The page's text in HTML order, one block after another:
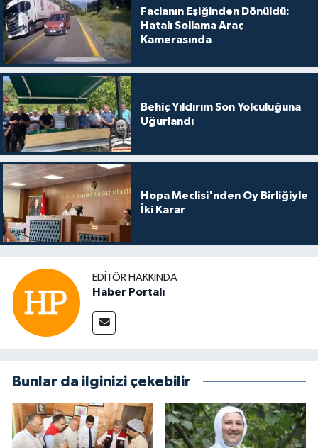
Facianın Eşiğinden Dönüldü:
Hatalı Sollama Araç
Kamerasında
Behiç Yıldırım Son Yolculuğuna
Uğurlandı
Hopa Meclisi'nden Oy Birliğiyle
İki Karar
EDITÖR HAKKINDA
Haber Portalı
Bunlar da ilginizi çekebilir